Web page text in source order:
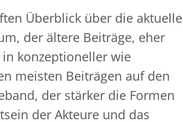
Überblick über die aktuelle
der ältere Beiträge, eher
konzeptioneller wie
meisten Beiträgen auf den
der stärker die Formen
der Akteure und das